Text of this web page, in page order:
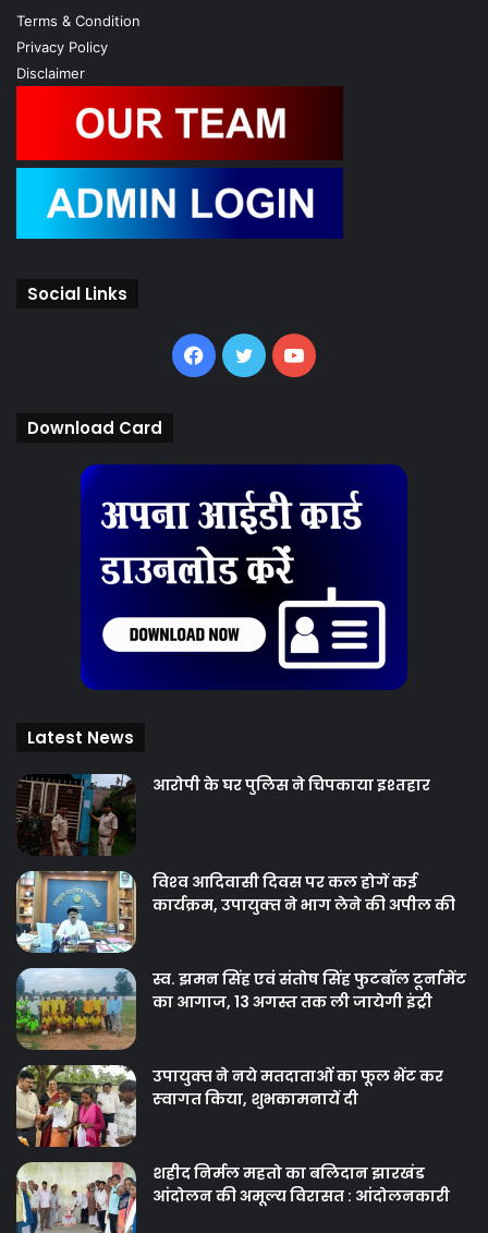
Terms & Condition
Privacy Policy
Disclaimer
Social Links
Facebook
TwitterYouTube
Download Card
Latest News
आरोपी के घर पुलिस ने चिपकाया इश्तहार
विश्‍व आदिवासी दिवस पर कल होगें कई
कार्यक्रम, उपायुक्‍त ने भाग लेने की अपील की
स्व. झमन सिंह एवं संतोष सिंह फुटबॉल टूर्नामेंट
का आगाज, 13 अगस्त तक ली जायेगी इंट्री
उपायुक्‍त ने नये मतदाताओंं का फूल भेंट कर
स्‍वागत किया, शुभकामनायें दी
शहीद निर्मल महतो का बलिदान झारखंड
आंदोलन की अमूल्य विरासत : आंदोलनकारी